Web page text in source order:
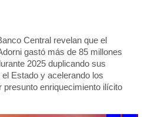
Central revelan que el
gastó más de 85 millones
2025 duplicando sus
Estado y acelerando los
presunto enriquecimiento ilícito